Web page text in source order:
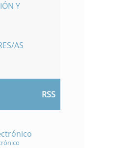
Y
AS
RSS